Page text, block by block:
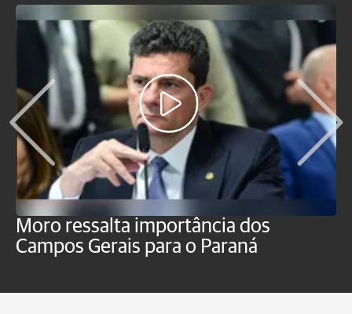
Moro ressalta importância dos
Campos Gerais para o Paraná